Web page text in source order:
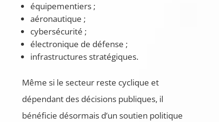
équipementiers ;
aéronautique ;
cybersécurité ;
électronique de défense ;
infrastructures stratégiques.
Même si le secteur reste cyclique et
dépendant des décisions publiques, il
bénéficie désormais d’un soutien politique